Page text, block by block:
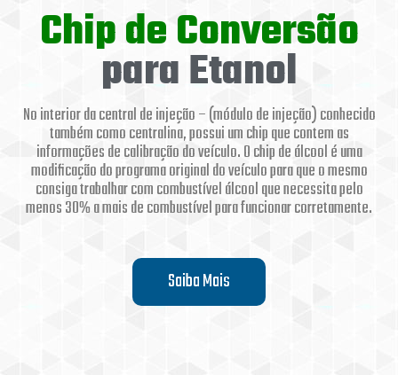
Chip de Conversão
para Etanol
No interior da central de injeção – (módulo de injeção) conhecido
também como centralina, possui um chip que contem as
informações de calibração do veículo. O chip de álcool é uma
modificação do programa original do veículo para que o mesmo
consiga trabalhar com combustível álcool que necessita pelo
menos 30% a mais de combustível para funcionar corretamente.
Saiba Mais